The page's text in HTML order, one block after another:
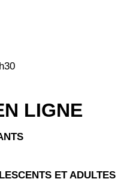
LIGNE
ET ADULTES